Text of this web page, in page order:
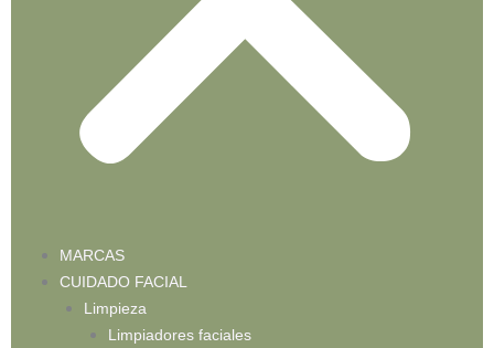
MARCAS
CUIDADO FACIAL
Limpieza
Limpiadores faciales